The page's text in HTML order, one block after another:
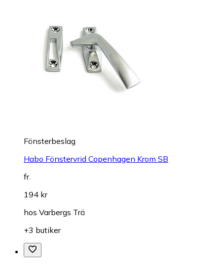
Fönsterbeslag
Habo Fönstervrid Copenhagen Krom SB
fr.
194 kr
hos Varbergs Trä
+3 butiker